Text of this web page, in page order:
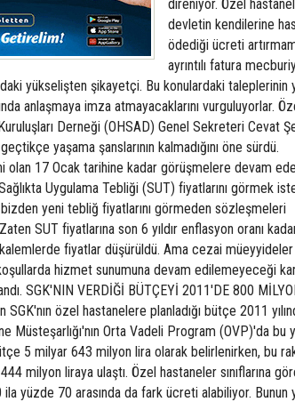
direniyor. Özel
devletin kendilerine
ödediği ücreti
ayrıntılı fatura
yükselişten şikayetçi. Bu konulardaki taleplerinin
anlaşmaya imza atmayacaklarını vurguluyorlar.
Derneği (OHSAD) Genel Sekreteri Cevat
yaşama şanslarının kalmadığını öne sürdü.
olan 17 Ocak tarihine kadar görüşmelere devam
Uygulama Tebliği (SUT) fiyatlarını görmek
yeni tebliğ fiyatlarını görmeden sözleşmeleri
SUT fiyatlarına son 6 yıldır enflasyon oranı
fiyatlar düşürüldü. Ama cezai müeyyideler
hizmet sunumuna devam edilemeyeceği
SGK'NIN VERDİĞİ BÜTÇEYİ 2011'DE 800
SGK'nın özel hastanelere planladığı bütçe 2011
Müsteşarlığı'nın Orta Vadeli Program (OVP)'da bu
5 milyar 643 milyon lira olarak belirlenirken, bu
milyon liraya ulaştı. Özel hastaneler sınıflarına
yüzde 70 arasında da fark ücreti alabiliyor. Bunun